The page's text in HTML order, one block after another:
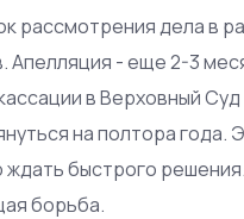
рассмотрения дела в
Апелляция - еще 2-3
в Верховный
на полтора года.
ждать быстрого
борьба.